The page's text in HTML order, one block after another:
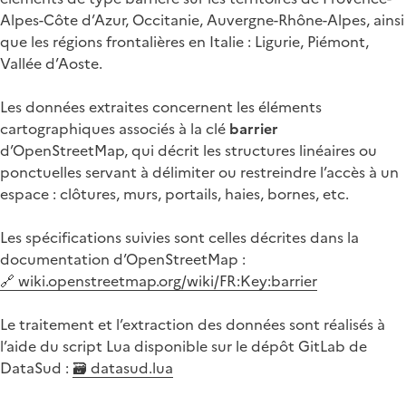
Alpes-Côte d’Azur, Occitanie, Auvergne-Rhône-Alpes, ainsi
que les régions frontalières en Italie : Ligurie, Piémont,
Vallée d’Aoste.
Les données extraites concernent les éléments
cartographiques associés à la clé barrier
d’OpenStreetMap, qui décrit les structures linéaires ou
ponctuelles servant à délimiter ou restreindre l’accès à un
espace : clôtures, murs, portails, haies, bornes, etc.
Les spécifications suivies sont celles décrites dans la
documentation d’OpenStreetMap :
🔗 wiki.openstreetmap.org/wiki/FR:Key:barrier
Le traitement et l’extraction des données sont réalisés à
l’aide du script Lua disponible sur le dépôt GitLab de
DataSud : 🗃️ datasud.lua